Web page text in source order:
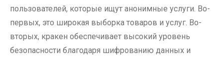
пользователей, которые ищут анонимные услуги. Во-
первых, это широкая выборка товаров и услуг. Во-
вторых, кракен обеспечивает высокий уровень
безопасности благодаря шифрованию данных и